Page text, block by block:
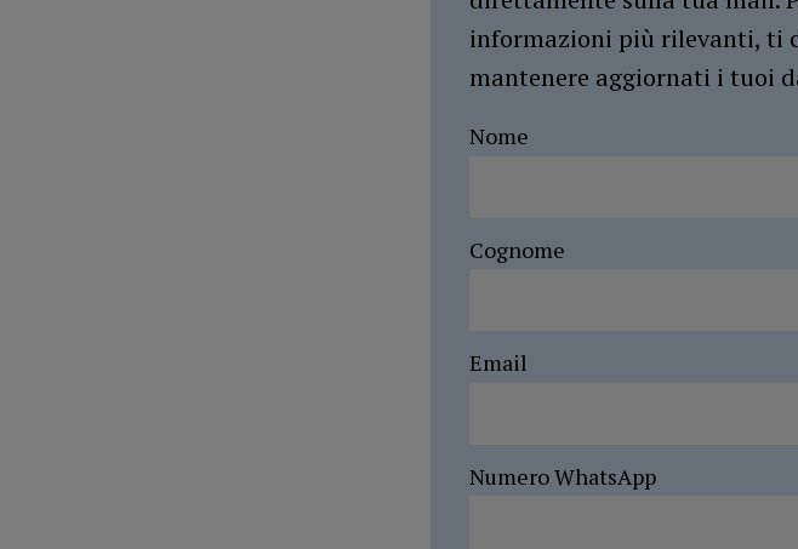
informazioni più rilevanti, ti
mantenere aggiornati i tuoi
Nome
Cognome
Email
Numero WhatsApp